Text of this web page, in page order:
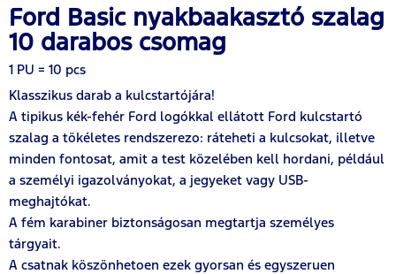
Ford Basic nyakbaakasztó szalag
10 darabos csomag
1 PU = 10 pcs
Klasszikus darab a kulcstartójára!
A tipikus kék-fehér Ford logókkal ellátott Ford kulcstartó
szalag a tökéletes rendszerezo: ráteheti a kulcsokat, illetve
minden fontosat, amit a test közelében kell hordani, például
a személyi igazolványokat, a jegyeket vagy USB-
meghajtókat.
A fém karabiner biztonságosan megtartja személyes
tárgyait.
A csatnak köszönhetoen ezek gyorsan és egyszeruen